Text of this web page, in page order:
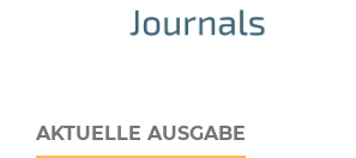
AKTUELLE AUSGABE